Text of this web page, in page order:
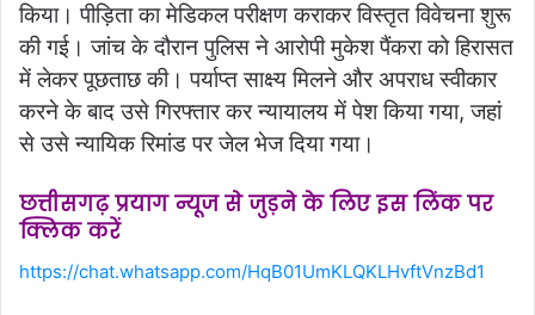
किया। पीड़िता का मेडिकल परीक्षण कराकर विस्तृत विवेचना शुरू
की गई। जांच के दौरान पुलिस ने आरोपी मुकेश पैंकरा को हिरासत
में लेकर पूछताछ की। पर्याप्त साक्ष्य मिलने और अपराध स्वीकार
करने के बाद उसे गिरफ्तार कर न्यायालय में पेश किया गया, जहां
से उसे न्यायिक रिमांड पर जेल भेज दिया गया।
छत्तीसगढ़ प्रयाग न्यूज से जुड़ने के लिए इस लिंक पर
क्लिक करें
https://chat.whatsapp.com/HqB01UmKLQKLHvftVnzBd1